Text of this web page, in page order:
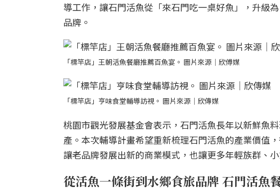
導工作，讓石門活魚從「來石門吃一桌好魚」，升級
品牌。
「標竿店」王朝活魚餐廳推薦百魚宴。 圖片來源｜欣傅媒
「標竿店」亨味食堂輔導訪視。 圖片來源｜欣傳媒
桃園市觀光發展基金會表示，石門活魚長年以新鮮魚
產。本次輔導計畫希望重新梳理石門活魚的產業價值
讓老品牌發展出新的商業模式，也讓更多年輕族群、
從活魚一條街到水鄉食旅品牌 石門活魚